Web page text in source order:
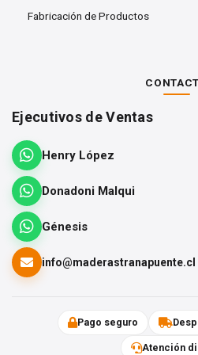
reposicionar las piezas
ensamblaje y
resistente que la propia
seca transparente y
afectar el acabado final.
Y
Fabricación de Productos
Ejecutivos de Ventas
Henry López
Donadoni Malqui
Génesis
info@maderastranapuente.cl
Pago seguro
Atención